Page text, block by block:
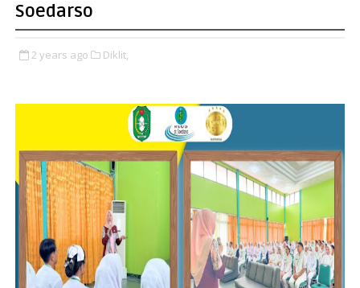
Soedarso
2 years ago Diklit,